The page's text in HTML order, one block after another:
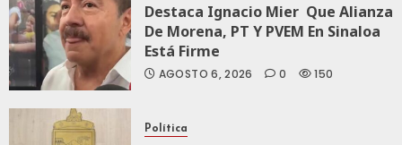
Destaca Ignacio Mier Que Alianza
De Morena, PT Y PVEM En Sinaloa
Está Firme
AGOSTO 6, 2026 0 150
Política